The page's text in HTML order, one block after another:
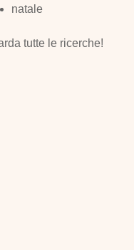
natale
tutte le ricerche!